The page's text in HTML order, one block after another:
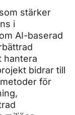
stärker
i
AI-baserad
hantera
bidrar till
för